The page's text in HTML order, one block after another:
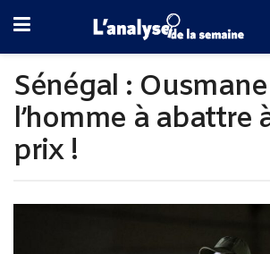
Sénégal :
l’homme à abattre
prix !